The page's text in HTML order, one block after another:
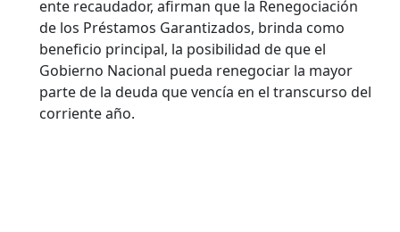
ente recaudador, afirman que la Renegociación
de los Préstamos Garantizados, brinda como
beneficio principal, la posibilidad de que el
Gobierno Nacional pueda renegociar la mayor
parte de la deuda que vencía en el transcurso del
corriente año.